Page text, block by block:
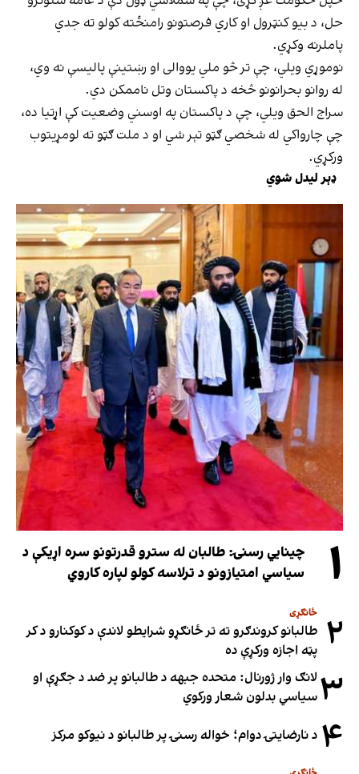
حل، د بیو کنټرول او کاري فرصتونو رامنځته کولو ته جدي
پاملرنه وکړي.
نوموړي ویلي، چې تر څو ملي یووالی او رښتینې پالیسې نه وي،
له روانو بحرانونو څخه د پاکستان وتل ناممکن دي.
سراج الحق ویلي، چې د پاکستان په اوسني وضعیت کې اړتیا ده،
چې چارواکي له شخصي ګټو تېر شي او د ملت ګټو ته لومړیتوب
ورکړي.
ډېر لیدل شوي
۱
چینایي رسنۍ: طالبان له سترو قدرتونو سره اړیکې د
سیاسي امتیازونو د ترلاسه کولو لپاره کاروي
۲ ځانګړی
طالبانو کروندګرو ته تر ځانګړو شرایطو لاندې د کوکنارو د کر
پټه اجازه ورکړې ده
۳ لانګ وار ژورنال: متحده جبهه د طالبانو پر ضد د جګړې او
سیاسي بدلون شعار ورکوي
۴ د نارضایتۍ دوام؛ خواله رسنۍ پر طالبانو د نیوکو مرکز